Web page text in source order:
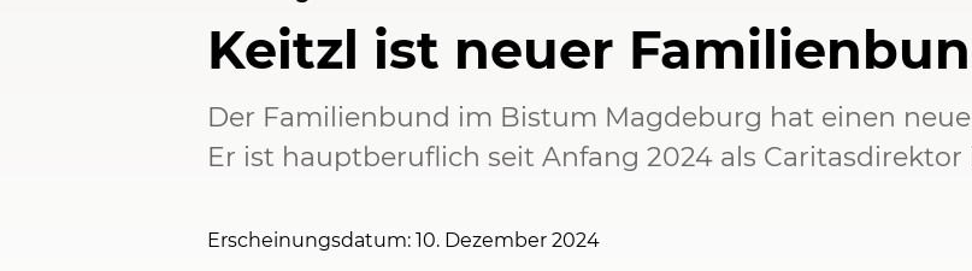
Keitzl ist neuer
Der Familienbund im Bistum Magdeburg hat einen
Er ist hauptberuflich seit Anfang 2024 als
Erscheinungsdatum: 10. Dezember 2024